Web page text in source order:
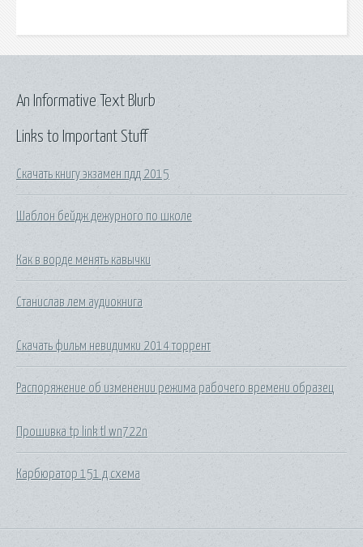
Links to Important Stuff
Скачать книгу экзамен пдд 2015
Шаблон бейдж дежурного по школе
Как в ворде менять кавычки
Станислав лем аудиокнига
Скачать фильм невидимки 2014 торрент
Распоряжение об изменении режима рабочего времени образец
Прошивка tp link tl wn722n
Карбюратор 151 д схема
An Informative Text Blurb